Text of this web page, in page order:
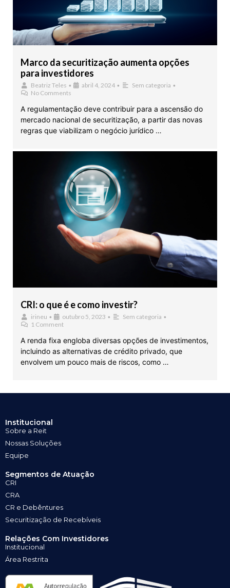
Marco da securitização aumenta opções
para investidores
Beatriz Teles • abril 4, 2024 • Sem categoria •
No Comments
A regulamentação deve contribuir para a ascensão do
mercado nacional de securitização, a partir das novas
regras que viabilizam o negócio jurídico …
CRI: o que é e como investir?
irineu • outubro 5, 2023 • Sem categoria •
1 Comment
A renda fixa engloba diversas opções de investimentos,
incluindo as alternativas de crédito privado, que
envolvem um pouco mais de riscos, como …
Institucional
Sobre a Reit
Nossas Soluções
Equipe
Segmentos de Atuação
CRI
CRA
CR e Debêntures
Securitização de Recebíveis
Relações Com Investidores
Institucional
Área Restrita